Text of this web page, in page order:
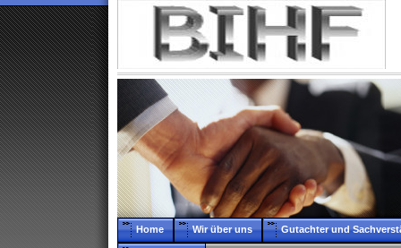
Home Wir über uns Gutachter und